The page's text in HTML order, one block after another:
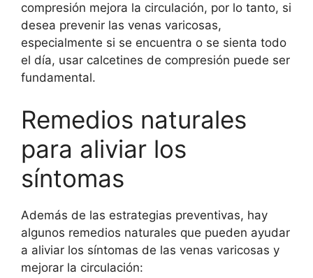
compresión mejora la circulación, por lo tanto, si
desea prevenir las venas varicosas,
especialmente si se encuentra o se sienta todo
el día, usar calcetines de compresión puede ser
fundamental.
Remedios naturales
para aliviar los
síntomas
Además de las estrategias preventivas, hay
algunos remedios naturales que pueden ayudar
a aliviar los síntomas de las venas varicosas y
mejorar la circulación: